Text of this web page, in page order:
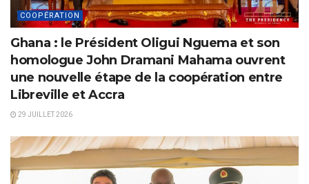
COOPÉRATION
Ghana : le Président Oligui Nguema et son
homologue John Dramani Mahama ouvrent
une nouvelle étape de la coopération entre
Libreville et Accra
29 JUILLET 2026